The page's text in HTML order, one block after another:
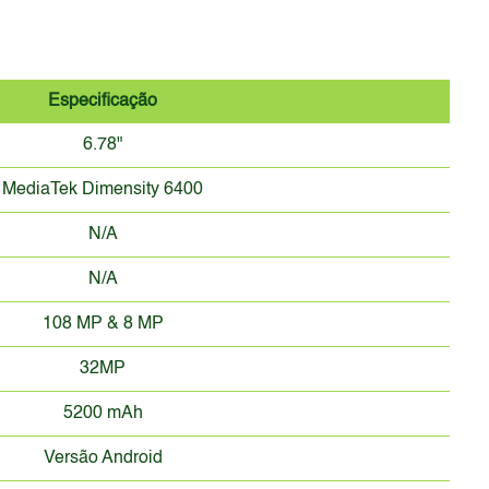
Especificação
6.78"
MediaTek Dimensity 6400
N/A
N/A
108 MP & 8 MP
32MP
5200 mAh
Versão Android